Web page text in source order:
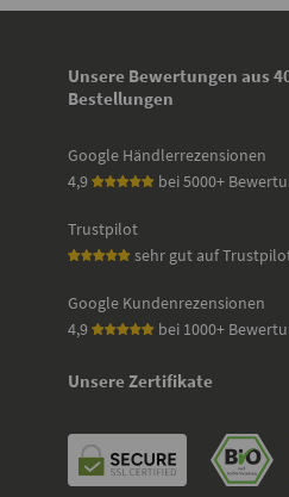
Unsere Bewertungen aus
Bestellungen
Google Händlerrezensionen
4,9
bei 5000+
Trustpilot
sehr gut auf
Google Kundenrezensionen
4,9
bei 1000+
Unsere Zertifikate